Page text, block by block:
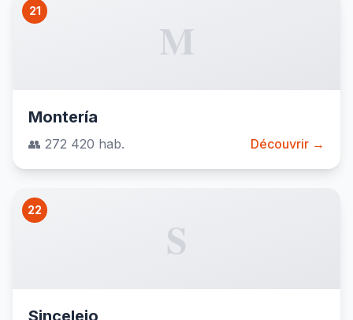
21
M
Montería
👥 272 420 hab. Découvrir →
22
S
Sincelejo